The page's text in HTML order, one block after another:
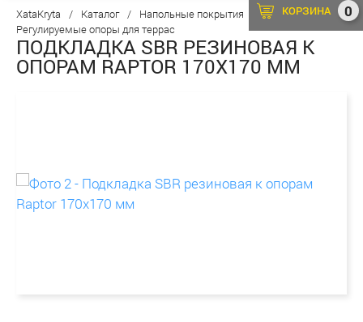
0
КОРЗИНА
XataKryta / Каталог / Напольные покрытия
Регулируемые опоры для террас
ПОДКЛАДКА SBR РЕЗИНОВАЯ К
ОПОРАМ RAPTOR 170Х170 ММ